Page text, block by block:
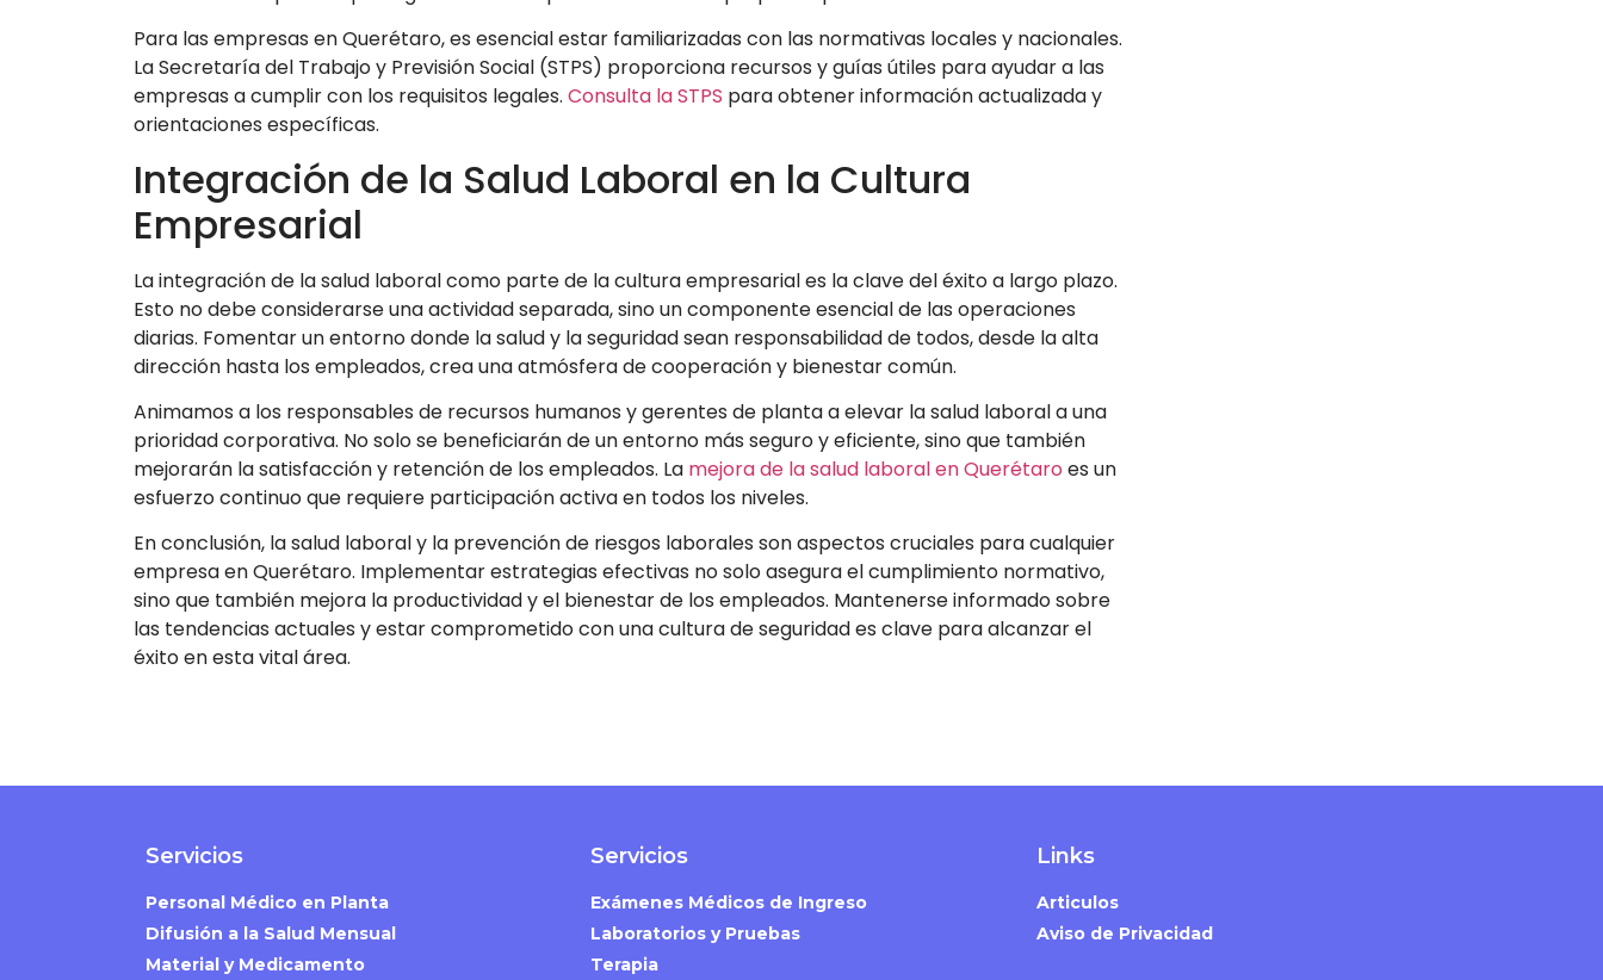
Para las empresas en Querétaro, es esencial estar familiarizadas con las normativas locales y nacionales.
La Secretaría del Trabajo y Previsión Social (STPS) proporciona recursos y guías útiles para ayudar a las
empresas a cumplir con los requisitos legales. Consulta la STPS para obtener información actualizada y
orientaciones específicas.
Integración de la Salud Laboral en la Cultura
Empresarial
La integración de la salud laboral como parte de la cultura empresarial es la clave del éxito a largo plazo.
Esto no debe considerarse una actividad separada, sino un componente esencial de las operaciones
diarias. Fomentar un entorno donde la salud y la seguridad sean responsabilidad de todos, desde la alta
dirección hasta los empleados, crea una atmósfera de cooperación y bienestar común.
Animamos a los responsables de recursos humanos y gerentes de planta a elevar la salud laboral a una
prioridad corporativa. No solo se beneficiarán de un entorno más seguro y eficiente, sino que también
mejorarán la satisfacción y retención de los empleados. La mejora de la salud laboral en Querétaro es un
esfuerzo continuo que requiere participación activa en todos los niveles.
En conclusión, la salud laboral y la prevención de riesgos laborales son aspectos cruciales para cualquier
empresa en Querétaro. Implementar estrategias efectivas no solo asegura el cumplimiento normativo,
sino que también mejora la productividad y el bienestar de los empleados. Mantenerse informado sobre
las tendencias actuales y estar comprometido con una cultura de seguridad es clave para alcanzar el
éxito en esta vital área.
Servicios
Personal Médico en Planta
Difusión a la Salud Mensual
Material y Medicamento
Servicios
Exámenes Médicos de Ingreso
Laboratorios y Pruebas
Terapia
Links
Articulos
Aviso de Privacidad